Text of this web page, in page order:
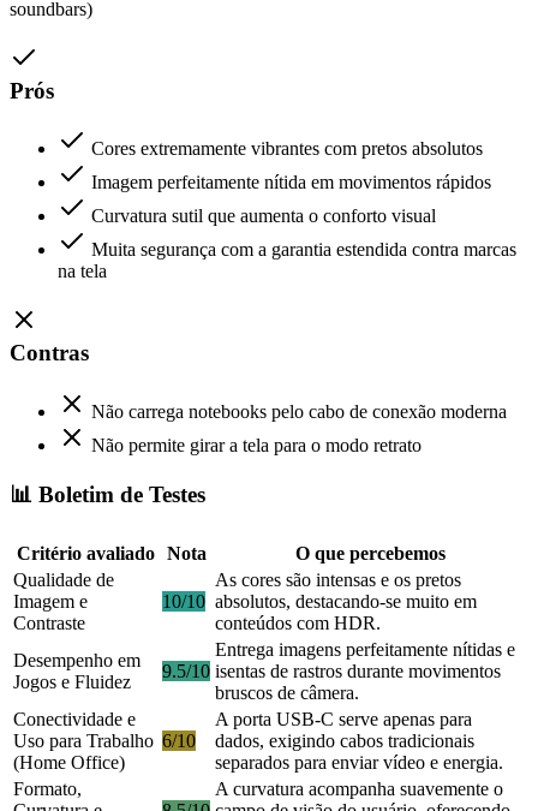
soundbars)
Prós
Cores extremamente vibrantes com pretos absolutos
Imagem perfeitamente nítida em movimentos rápidos
Curvatura sutil que aumenta o conforto visual
Muita segurança com a garantia estendida contra marcas
na tela
Contras
Não carrega notebooks pelo cabo de conexão moderna
Não permite girar a tela para o modo retrato
📊 Boletim de Testes
Critério avaliado Nota
O que percebemos
Qualidade de
Imagem e
Contraste
10/10
As cores são intensas e os pretos
absolutos, destacando-se muito em
conteúdos com HDR.
Desempenho em
Jogos e Fluidez
9.5/10
Entrega imagens perfeitamente nítidas e
isentas de rastros durante movimentos
bruscos de câmera.
Conectividade e
Uso para Trabalho
(Home Office)
6/10
A porta USB-C serve apenas para
dados, exigindo cabos tradicionais
separados para enviar vídeo e energia.
Formato,
A curvatura acompanha suavemente o